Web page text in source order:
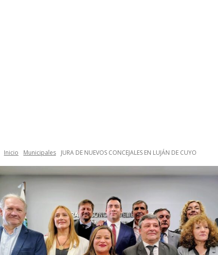
Inicio Municipales JURA DE NUEVOS CONCEJALES EN LUJÁN DE CUYO